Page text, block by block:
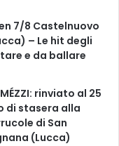
7/8 Castelnuovo
– Le hit degli
e da ballare
rinviato al 25
di stasera alla
di San
(Lucca)